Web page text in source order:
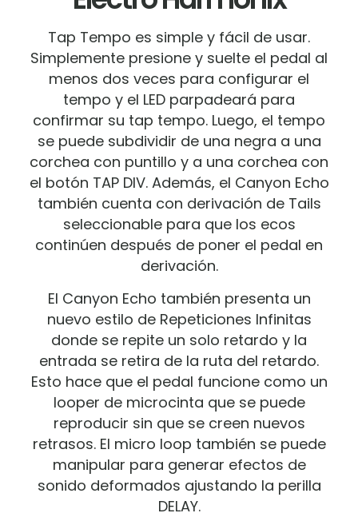
Tap Tempo es simple y fácil de usar.
Simplemente presione y suelte el pedal al
menos dos veces para configurar el
tempo y el LED parpadeará para
confirmar su tap tempo. Luego, el tempo
se puede subdividir de una negra a una
corchea con puntillo y a una corchea con
el botón TAP DIV. Además, el Canyon Echo
también cuenta con derivación de Tails
seleccionable para que los ecos
continúen después de poner el pedal en
derivación.
El Canyon Echo también presenta un
nuevo estilo de Repeticiones Infinitas
donde se repite un solo retardo y la
entrada se retira de la ruta del retardo.
Esto hace que el pedal funcione como un
looper de microcinta que se puede
reproducir sin que se creen nuevos
retrasos. El micro loop también se puede
manipular para generar efectos de
sonido deformados ajustando la perilla
DELAY.